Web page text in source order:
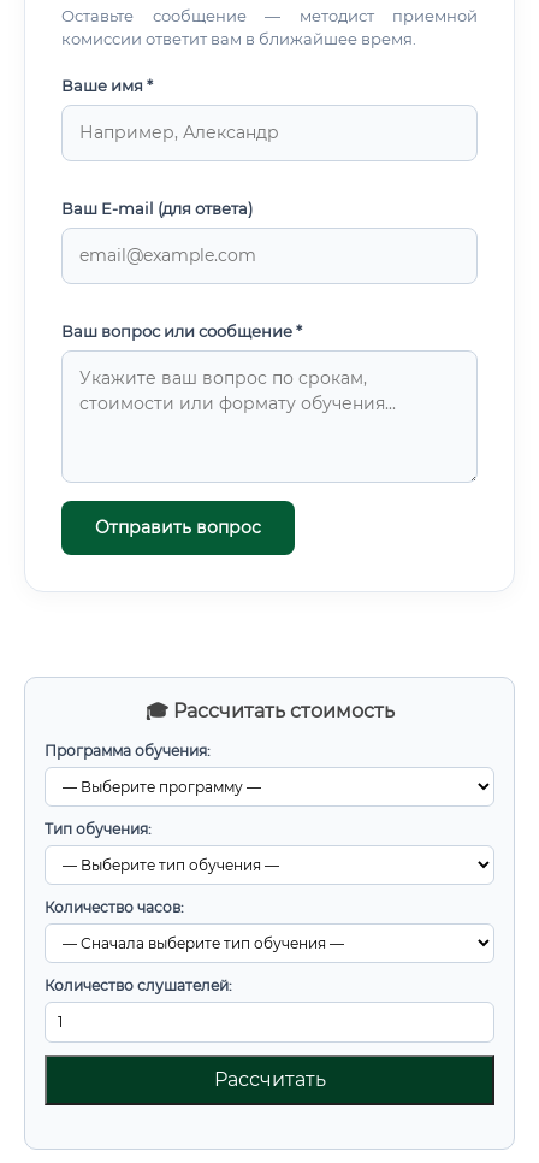
🎓 Рассчитать стоимость
Программа обучения:
Тип обучения:
Количество часов:
Количество слушателей:
Рассчитать
Оставьте сообщение — методист приемной
комиссии ответит вам в ближайшее время.
Ваше имя *
Ваш E-mail (для ответа)
Ваш вопрос или сообщение *
Отправить вопрос